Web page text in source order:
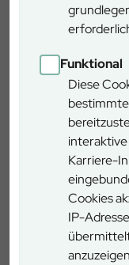
Funktional
Diese
Karriere-
Cookies
IP-
Jetzt
kaufen